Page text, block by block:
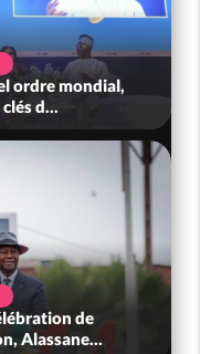
ordre mondial,
d...
de
Alassane...